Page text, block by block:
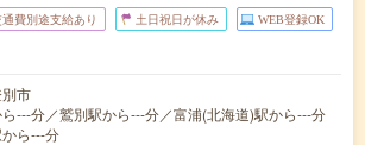
通費別途支給あり 土日祝日が休み WEB登録OK
市
---分／鷲別駅から---分／富浦(北海道)駅から---分
ら---分